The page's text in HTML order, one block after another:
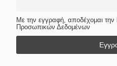
Με την εγγραφή, αποδέχομαι την
Προσωπικών Δεδομένων